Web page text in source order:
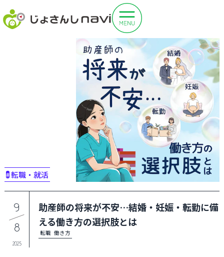
#転職・就活
9
8
2025
助産師の将来が不安…結婚・妊娠・転勤に備
える働き方の選択肢とは
転職 働き方